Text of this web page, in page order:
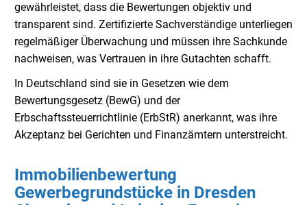
gewährleistet, dass die Bewertungen objektiv und
transparent sind. Zertifizierte Sachverständige unterliegen
regelmäßiger Überwachung und müssen ihre Sachkunde
nachweisen, was Vertrauen in ihre Gutachten schafft.
In Deutschland sind sie in Gesetzen wie dem
Bewertungsgesetz (BewG) und der
Erbschaftssteuerrichtlinie (ErbStR) anerkannt, was ihre
Akzeptanz bei Gerichten und Finanzämtern unterstreicht.
Immobilienbewertung
Gewerbegrundstücke in Dresden